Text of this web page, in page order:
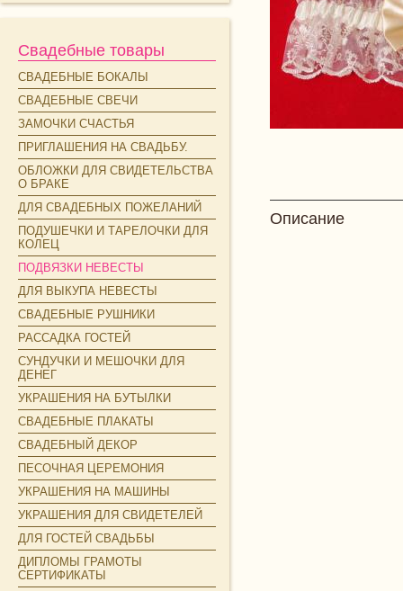
Свадебные товары
СВАДЕБНЫЕ БОКАЛЫ
СВАДЕБНЫЕ СВЕЧИ
ЗАМОЧКИ СЧАСТЬЯ
ПРИГЛАШЕНИЯ НА СВАДЬБУ.
ОБЛОЖКИ ДЛЯ СВИДЕТЕЛЬСТВА
О БРАКЕ
ДЛЯ СВАДЕБНЫХ ПОЖЕЛАНИЙ
ПОДУШЕЧКИ И ТАРЕЛОЧКИ ДЛЯ
КОЛЕЦ
ПОДВЯЗКИ НЕВЕСТЫ
ДЛЯ ВЫКУПА НЕВЕСТЫ
СВАДЕБНЫЕ РУШНИКИ
РАССАДКА ГОСТЕЙ
СУНДУЧКИ И МЕШОЧКИ ДЛЯ
ДЕНЕГ
УКРАШЕНИЯ НА БУТЫЛКИ
СВАДЕБНЫЕ ПЛАКАТЫ
СВАДЕБНЫЙ ДЕКОР
ПЕСОЧНАЯ ЦЕРЕМОНИЯ
УКРАШЕНИЯ НА МАШИНЫ
УКРАШЕНИЯ ДЛЯ СВИДЕТЕЛЕЙ
ДЛЯ ГОСТЕЙ СВАДЬБЫ
ДИПЛОМЫ ГРАМОТЫ
СЕРТИФИКАТЫ
Описание